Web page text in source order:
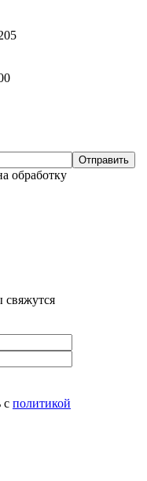
обработку
свяжутся
с политикой